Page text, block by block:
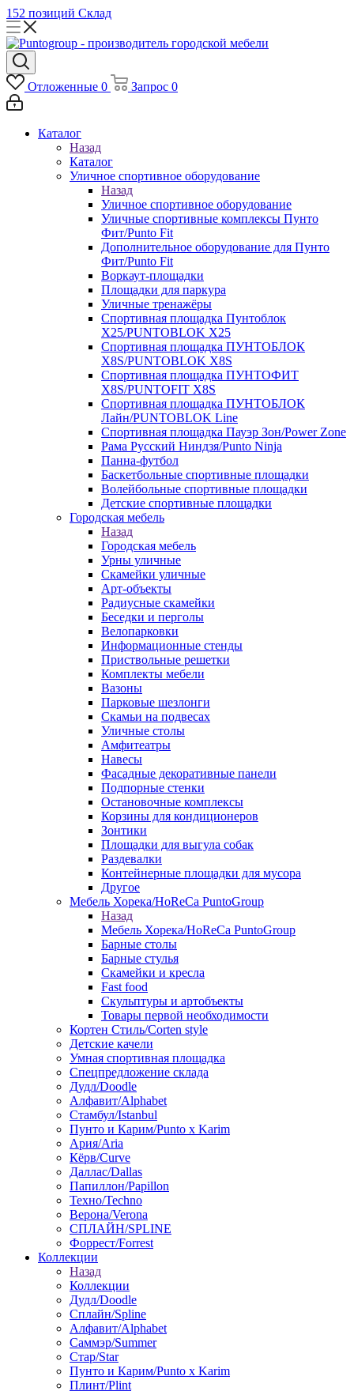
152 позиций Склад
Отложенные 0 Запрос 0
Каталог
Назад
Каталог
Уличное спортивное оборудование
Назад
Уличное спортивное оборудование
Уличные спортивные комплексы Пунто
Фит/Punto Fit
Дополнительное оборудование для Пунто
Фит/Punto Fit
Воркаут-площадки
Площадки для паркура
Уличные тренажёры
Спортивная площадка Пунтоблок
Х25/PUNTOBLOK X25
Спортивная площадка ПУНТОБЛОК
X8S/PUNTOBLOK X8S
Спортивная площадка ПУНТОФИТ
X8S/PUNTOFIT X8S
Спортивная площадка ПУНТОБЛОК
Лайн/PUNTOBLOK Line
Спортивная площадка Пауэр Зон/Power Zone
Рама Русский Ниндзя/Punto Ninja
Панна-футбол
Баскетбольные спортивные площадки
Волейбольные спортивные площадки
Детские спортивные площадки
Городская мебель
Назад
Городская мебель
Урны уличные
Скамейки уличные
Арт-объекты
Радиусные скамейки
Беседки и перголы
Велопарковки
Информационные стенды
Приствольные решетки
Комплекты мебели
Вазоны
Парковые шезлонги
Скамьи на подвесах
Уличные столы
Амфитеатры
Навесы
Фасадные декоративные панели
Подпорные стенки
Остановочные комплексы
Корзины для кондиционеров
Зонтики
Площадки для выгула собак
Раздевалки
Контейнерные площадки для мусора
Другое
Мебель Хорека/HoReCa PuntoGroup
Назад
Мебель Хорека/HoReCa PuntoGroup
Барные столы
Барные стулья
Скамейки и кресла
Fast food
Скульптуры и артобъекты
Товары первой необходимости
Кортен Стиль/Corten style
Детские качели
Умная спортивная площадка
Спецпредложение склада
Дудл/Doodle
Алфавит/Alphabet
Стамбул/Istanbul
Пунто и Карим/Punto x Karim
Ария/Aria
Кёрв/Curve
Даллас/Dallas
Папиллон/Papillon
Техно/Techno
Верона/Verona
СПЛАЙН/SPLINE
Форрест/Forrest
Коллекции
Назад
Коллекции
Дудл/Doodle
Сплайн/Spline
Алфавит/Alphabet
Саммэр/Summer
Стар/Star
Пунто и Карим/Punto x Karim
Плинт/Plint